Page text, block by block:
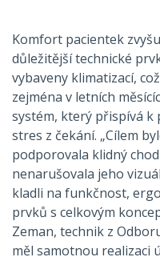
Komfort pacientek
důležitější technické
vybaveny klimatizací,
zejména v letních
systém, který přispívá k
stres z čekání. „Cílem
podporovala klidný
nenarušovala jeho
kladli na funkčnost,
prvků s celkovým
Zeman, technik z
měl samotnou realizaci